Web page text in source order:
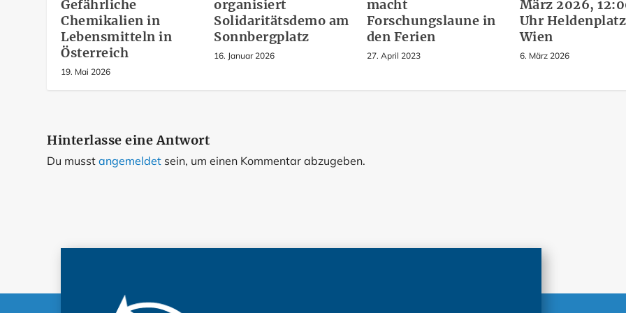
Gefährliche
Chemikalien in
Lebensmitteln in
Österreich
19. Mai 2026
organisiert
Solidaritätsdemo am
Sonnbergplatz
16. Januar 2026
macht
Forschungslaune in
den Ferien
27. April 2023
März 2026,
Uhr
Wien
6. März 2026
Hinterlasse eine Antwort
Du musstangemeldet sein, um einen Kommentar abzugeben.